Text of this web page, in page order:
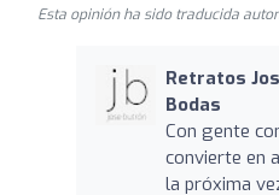
Esta opinión ha sido traducida
Retratos
Bodas
Con gente
convierte en
la próxima